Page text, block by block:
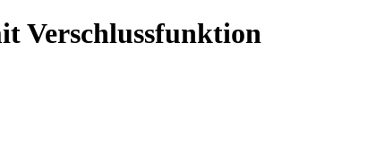
Verschlussfunktion